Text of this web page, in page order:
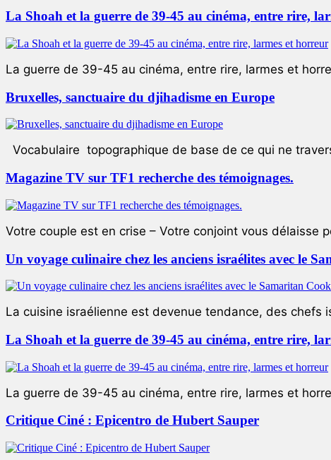
La Shoah et la guerre de 39-45 au cinéma, entre rire,
La guerre de 39-45 au cinéma, entre rire, larmes et
Bruxelles, sanctuaire du djihadisme en Europe
Vocabulaire topographique de base de ce qui ne
Magazine TV sur TF1 recherche des témoignages.
Votre couple est en crise – Votre conjoint vous délaisse
Un voyage culinaire chez les anciens israélites avec le
La cuisine israélienne est devenue tendance, des chefs
La Shoah et la guerre de 39-45 au cinéma, entre rire,
La guerre de 39-45 au cinéma, entre rire, larmes et
Critique Ciné : Epicentro de Hubert Sauper